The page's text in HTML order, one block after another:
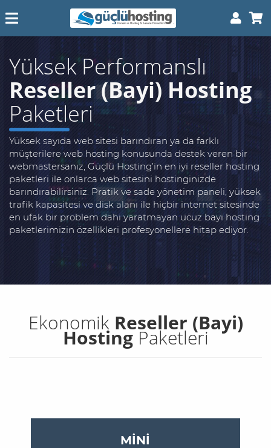
Yüksek Performanslı
Reseller (Bayi) Hosting
Paketleri
Yüksek sayıda web sitesi barındıran ya da farklı
müşterilere web hosting konusunda destek veren bir
webmastersanız, Güçlü Hosting’in en iyi reseller hosting
paketleri ile onlarca web sitesini hostinginizde
barındırabilirsiniz. Pratik ve sade yönetim paneli, yüksek
trafik kapasitesi ve disk alanı ile hiçbir internet sitesinde
en ufak bir problem dahi yaratmayan ucuz bayi hosting
paketlerimizin özellikleri profesyonellere hitap ediyor.
Ekonomik Reseller (Bayi)
HostingPaketleri
MINI